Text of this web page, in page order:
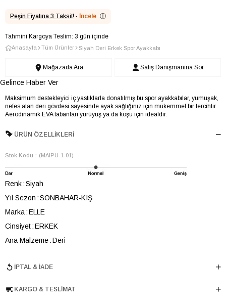
Peşin Fiyatına 3 Taksit! · İncele ⓘ
Tahmini Kargoya Teslim: 3 gün içinde
Anasayfa Tüm Ürünler Siyah Deri Erkek Spor Ayakkabı
Mağazada Ara Satış Danışmanına Sor
Gelince Haber Ver
Maksimum destekleyici iç yastıklarla donatılmış bu spor ayakkabılar, yumuşak,
nefes alan deri gövdesi sayesinde ayak sağlığınız için mükemmel bir tercihtir.
Aerodinamik EVA tabanları yürüyüş ya da koşu için idealdir.
ÜRÜN ÖZELLIKLERI
Stok Kodu (MAIPU-1-01)
Renk Siyah
Yıl Sezon SONBAHAR-KIŞ
Marka ELLE
Cinsiyet ERKEK
Ana Malzeme Deri
Topuk Boyu 3.5 cm
İPTAL & İADE
KARGO & TESLIMAT